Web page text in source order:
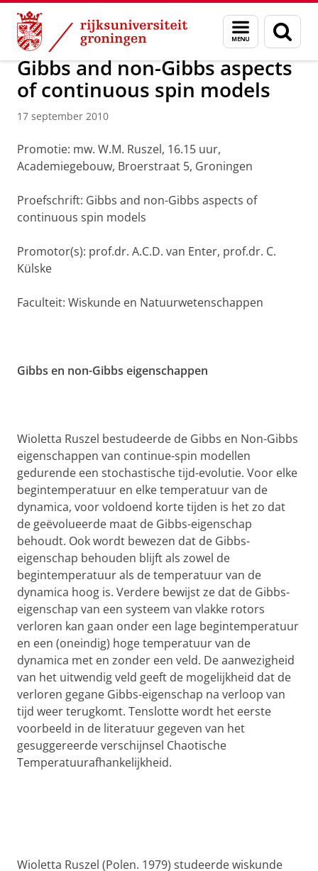
Skip
Content
Skip
Navigation
Menu
en
zoeken
Over ons Actueel Nieuws Nieuwsberichten
Gibbs and non-Gibbs aspects
of continuous spin models
17 september 2010
Promotie: mw. W.M. Ruszel, 16.15 uur,
Academiegebouw, Broerstraat 5, Groningen
Proefschrift: Gibbs and non-Gibbs aspects of
continuous spin models
Promotor(s): prof.dr. A.C.D. van Enter, prof.dr. C.
Külske
Faculteit: Wiskunde en Natuurwetenschappen
Gibbs en non-Gibbs eigenschappen
Wioletta Ruszel bestudeerde de Gibbs en Non-Gibbs
eigenschappen van continue-spin modellen
gedurende een stochastische tijd-evolutie. Voor elke
begintemperatuur en elke temperatuur van de
dynamica, voor voldoend korte tijden is het zo dat
de geëvolueerde maat de Gibbs-eigenschap
behoudt. Ook wordt bewezen dat de Gibbs-
eigenschap behouden blijft als zowel de
begintemperatuur als de temperatuur van de
dynamica hoog is. Verdere bewijst ze dat de Gibbs-
eigenschap van een systeem van vlakke rotors
verloren kan gaan onder een lage begintemperatuur
en een (oneindig) hoge temperatuur van de
dynamica met en zonder een veld. De aanwezigheid
van het uitwendig veld geeft de mogelijkheid dat de
verloren gegane Gibbs-eigenschap na verloop van
tijd weer terugkomt. Tenslotte wordt het eerste
voorbeeld in de literatuur gegeven van het
gesuggereerde verschijnsel Chaotische
Temperatuurafhankelijkheid.
Wioletta Ruszel (Polen. 1979) studeerde wiskunde